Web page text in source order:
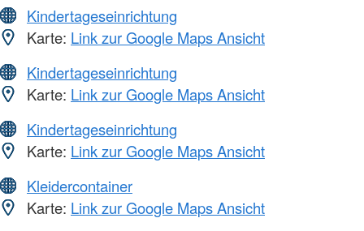
Kindertageseinrichtung
Karte: Link zur Google Maps Ansicht
Kindertageseinrichtung
Karte: Link zur Google Maps Ansicht
Kindertageseinrichtung
Karte: Link zur Google Maps Ansicht
Kleidercontainer
Karte: Link zur Google Maps Ansicht